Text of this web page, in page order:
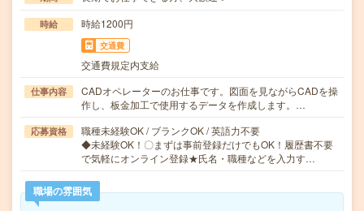
時給 時給1200円
交通費
交通費規定内支給
仕事内容
CADオペレーターのお仕事です。図面を見ながらCADを操
作し、板金加工で使用するデータを作成します。…
応募資格
職種未経験OK / ブランクOK / 英語力不要
◆未経験OK！〇まずは事前登録だけでもOK！履歴書不要
で気軽にオンライン登録★氏名・職種などを入力す…
職場の雰囲気